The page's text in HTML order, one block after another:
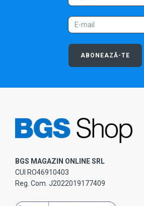
ABONEAZĂ-TE
BGS MAGAZIN ONLINE SRL
CUI RO46910403
Reg. Com. J2022019177409